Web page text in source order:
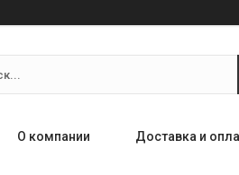
О компании Доставка и